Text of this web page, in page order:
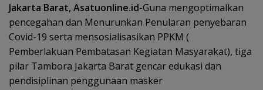
Jakarta Barat, Asatuonline.id-Guna mengoptimalkan
pencegahan dan Menurunkan Penularan penyebaran
Covid-19 serta mensosialisasikan PPKM (
Pemberlakuan Pembatasan Kegiatan Masyarakat), tiga
pilar Tambora Jakarta Barat gencar edukasi dan
pendisiplinan penggunaan masker